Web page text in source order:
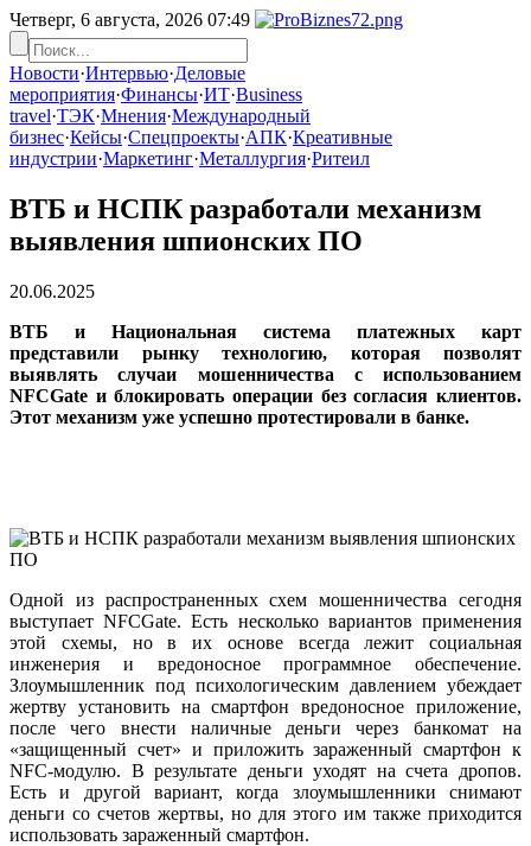
Четверг, 6 августа, 2026 07:49
Новости·Интервью·Деловые
мероприятия·Финансы·ИТ·Business
travel·ТЭК·Мнения·Международный
бизнес·Кейсы·Спецпроекты·АПК·Креативные
индустрии·Маркетинг·Металлургия·Ритеил
ВТБ и НСПК разработали механизм
выявления шпионских ПО
20.06.2025
ВТБ и Национальная система платежных карт
представили рынку технологию, которая позволят
выявлять случаи мошенничества с использованием
NFCGate и блокировать операции без согласия клиентов.
Этот механизм уже успешно протестировали в банке.
Одной из распространенных схем мошенничества сегодня
выступает NFCGate. Есть несколько вариантов применения
этой схемы, но в их основе всегда лежит социальная
инженерия и вредоносное программное обеспечение.
Злоумышленник под психологическим давлением убеждает
жертву установить на смартфон вредоносное приложение,
после чего внести наличные деньги через банкомат на
«защищенный счет» и приложить зараженный смартфон к
NFC-модулю. В результате деньги уходят на счета дропов.
Есть и другой вариант, когда злоумышленники снимают
деньги со счетов жертвы, но для этого им также приходится
использовать зараженный смартфон.